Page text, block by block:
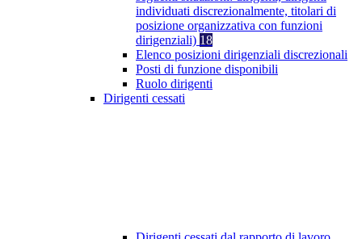
individuati discrezionalmente, titolari di
posizione organizzativa con funzioni
dirigenziali) 18
Elenco posizioni dirigenziali discrezionali
Posti di funzione disponibili
Ruolo dirigenti
Dirigenti cessati